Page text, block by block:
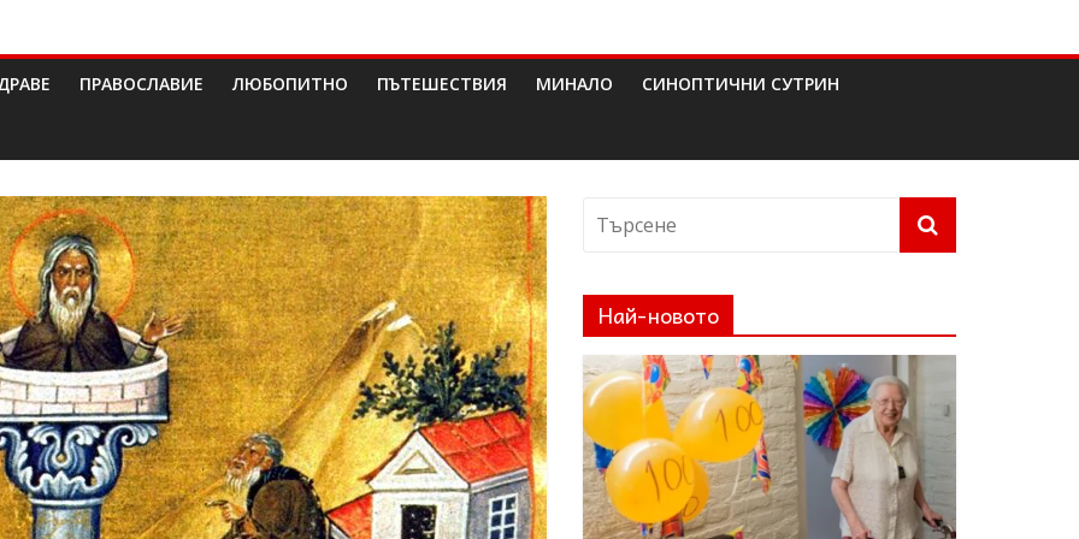
ПРАВОСЛАВИЕ ЛЮБОПИТНО ПЪТЕШЕСТВИЯ МИНАЛО СИНОПТИЧНИ СУТРИН
Най-новото